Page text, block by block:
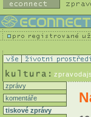
zprávy
komentáře
tiskové zprávy